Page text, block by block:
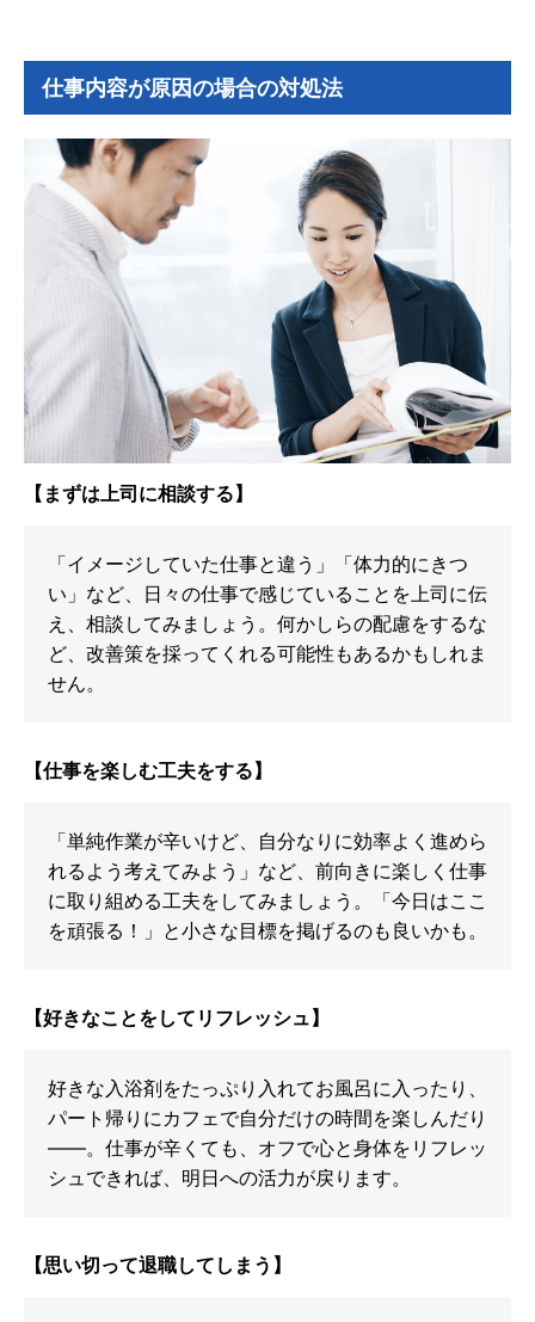
仕事内容が原因の場合の対処法
【まずは上司に相談する】
「イメージしていた仕事と違う」「体力的にきつ
い」など、日々の仕事で感じていることを上司に伝
え、相談してみましょう。何かしらの配慮をするな
ど、改善策を採ってくれる可能性もあるかもしれま
せん。
【仕事を楽しむ工夫をする】
「単純作業が辛いけど、自分なりに効率よく進めら
れるよう考えてみよう」など、前向きに楽しく仕事
に取り組める工夫をしてみましょう。「今日はここ
を頑張る！」と小さな目標を掲げるのも良いかも。
【好きなことをしてリフレッシュ】
好きな入浴剤をたっぷり入れてお風呂に入ったり、
パート帰りにカフェで自分だけの時間を楽しんだり
――。仕事が辛くても、オフで心と身体をリフレッ
シュできれば、明日への活力が戻ります。
【思い切って退職してしまう】